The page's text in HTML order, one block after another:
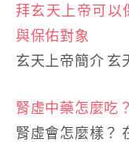
拜玄天上帝可以
與保佑對象
玄天上帝簡介 玄
腎虛中藥怎麼吃
腎虛會怎麼樣？